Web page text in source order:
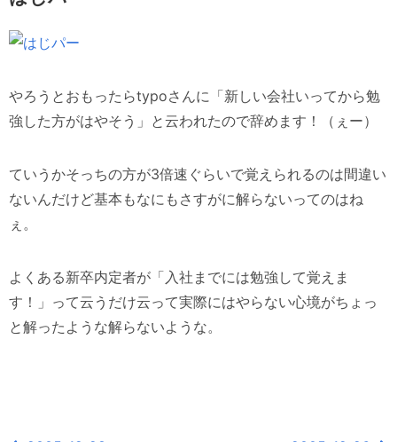
やろうとおもったらtypoさんに「新しい会社いってから勉
強した方がはやそう」と云われたので辞めます！（ぇー）
ていうかそっちの方が3倍速ぐらいで覚えられるのは間違い
ないんだけど基本もなにもさすがに解らないってのはね
ぇ。
よくある新卒内定者が「入社までには勉強して覚えま
す！」って云うだけ云って実際にはやらない心境がちょっ
と解ったような解らないような。